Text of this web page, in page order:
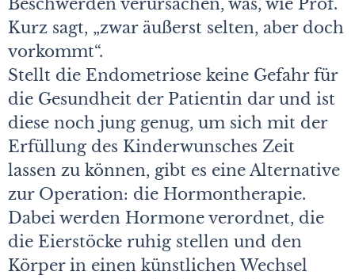
Beschwerden verursachen, was, wie Prof.
Kurz sagt, „zwar äußerst selten, aber doch
vorkommt“.
Stellt die Endometriose keine Gefahr für
die Gesundheit der Patientin dar und ist
diese noch jung genug, um sich mit der
Erfüllung des Kinderwunsches Zeit
lassen zu können, gibt es eine Alternative
zur Operation: die Hormontherapie.
Dabei werden Hormone verordnet, die
die Eierstöcke ruhig stellen und den
Körper in einen künstlichen Wechsel